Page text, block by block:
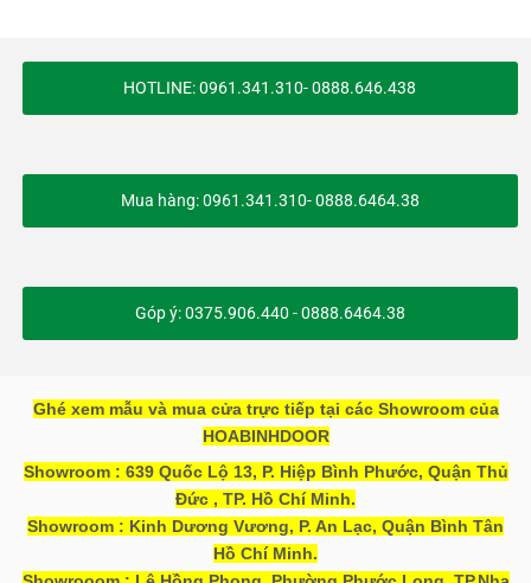
HOTLINE: 0961.341.310- 0888.646.438
Mua hàng: 0961.341.310- 0888.6464.38
Góp ý: 0375.906.440 - 0888.6464.38
Ghé xem mẫu và mua cửa trực tiếp tại các Showroom của
HOABINHDOOR
Showroom : 639 Quốc Lộ 13, P. Hiệp Bình Phước, Quận Thủ
Đức , TP. Hồ Chí Minh.
Showroom : Kinh Dương Vương, P. An Lạc, Quận Bình Tân
Hồ Chí Minh.